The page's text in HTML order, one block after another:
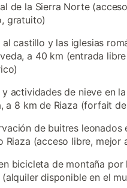
de la Sierra Norte
gratuito)
al castillo y las iglesias
a 40 km (entrada
y actividades de nieve en
a 8 km de Riaza (forfait
de buitres leonados
Riaza (acceso libre, mejor
bicicleta de montaña por
(alquiler disponible en el